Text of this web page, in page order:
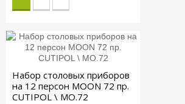
Набор столовых приборов
на 12 персон MOON 72 пр.
CUTIPOL \ MO.72